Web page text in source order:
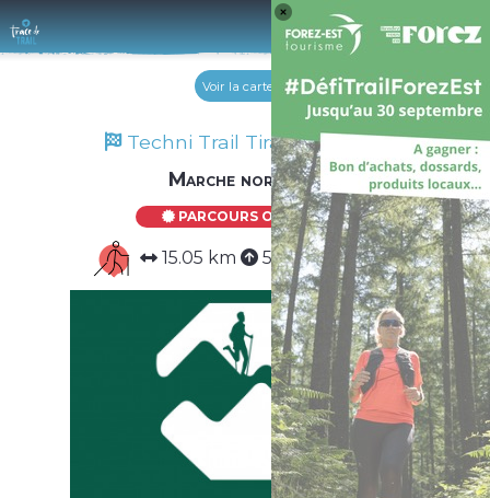
Log
Voir la carte
Techni Trail Tiranges 2024
Marche nordique
PARCOURS OFFICIEL
15.05 km 587 m 587 m